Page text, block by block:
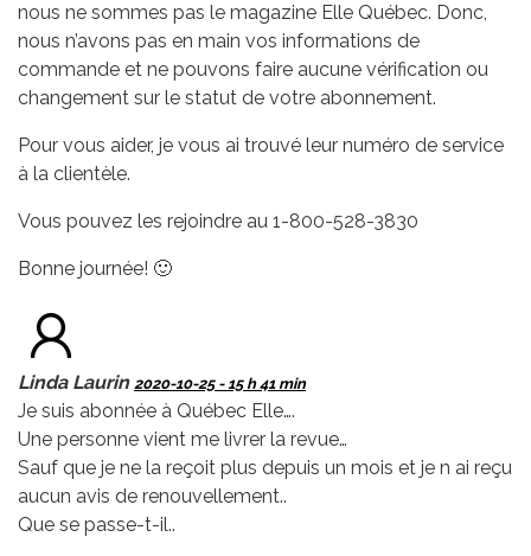
nous ne sommes pas le magazine Elle Québec. Donc,
nous n’avons pas en main vos informations de
commande et ne pouvons faire aucune vérification ou
changement sur le statut de votre abonnement.
Pour vous aider, je vous ai trouvé leur numéro de service
à la clientèle.
Vous pouvez les rejoindre au 1-800-528-3830
Bonne journée! 🙂
Linda Laurin 2020-10-25 - 15 h 41 min
Je suis abonnée à Québec Elle….
Une personne vient me livrer la revue…
Sauf que je ne la reçoit plus depuis un mois et je n ai reçu
aucun avis de renouvellement..
Que se passe-t-il..